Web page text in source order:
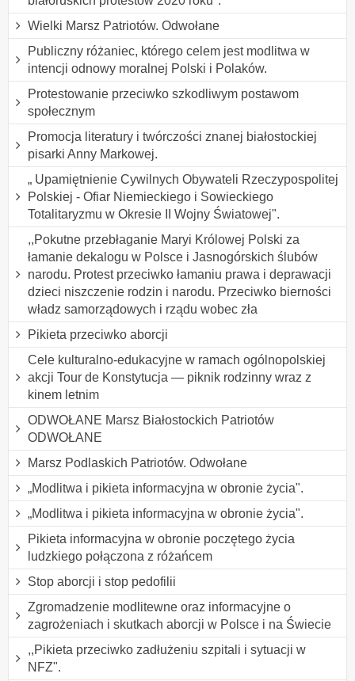
Wielki Marsz Patriotów. Odwołane
Publiczny różaniec, którego celem jest modlitwa w
intencji odnowy moralnej Polski i Polaków.
Protestowanie przeciwko szkodliwym postawom
społecznym
Promocja literatury i twórczości znanej białostockiej
pisarki Anny Markowej.
„ Upamiętnienie Cywilnych Obywateli Rzeczypospolitej
Polskiej - Ofiar Niemieckiego i Sowieckiego
Totalitaryzmu w Okresie II Wojny Światowej".
,,Pokutne przebłaganie Maryi Królowej Polski za
łamanie dekalogu w Polsce i Jasnogórskich ślubów
narodu. Protest przeciwko łamaniu prawa i deprawacji
dzieci niszczenie rodzin i narodu. Przeciwko bierności
władz samorządowych i rządu wobec zła
Pikieta przeciwko aborcji
Cele kulturalno-edukacyjne w ramach ogólnopolskiej
akcji Tour de Konstytucja — piknik rodzinny wraz z
kinem letnim
ODWOŁANE Marsz Białostockich Patriotów
ODWOŁANE
Marsz Podlaskich Patriotów. Odwołane
„Modlitwa i pikieta informacyjna w obronie życia".
„Modlitwa i pikieta informacyjna w obronie życia".
Pikieta informacyjna w obronie poczętego życia
ludzkiego połączona z różańcem
Stop aborcji i stop pedofilii
Zgromadzenie modlitewne oraz informacyjne o
zagrożeniach i skutkach aborcji w Polsce i na Świecie
,,Pikieta przeciwko zadłużeniu szpitali i sytuacji w
NFZ".